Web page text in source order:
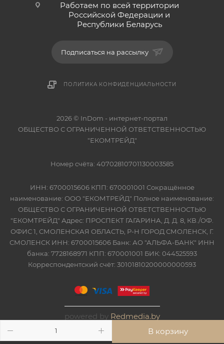
В корзину
Работаем по всей территории
Российской Федерации и
Республики Беларусь
Подписаться на рассылку
ПОЛИТИКА КОНФИДЕНЦИАЛЬНОСТИ
2026 © InDom - интернет-портал
ОБЩЕСТВО С ОГРАНИЧЕННОЙ ОТВЕТСТВЕННОСТЬЮ
"ЕКОМТРЕЙД"
Номер счёта: 40702810701130003585
ИНН: 6700015606 КПП: 670001001 Сокращённое
наименование: ООО "ЕКОМТРЕЙД" Полное наименование:
ОБЩЕСТВО С ОГРАНИЧЕННОЙ ОТВЕТСТВЕННОСТЬЮ
"ЕКОМТРЕЙД" Адрес: ПРОСПЕКТ ГАГАРИНА, Д. Д. 8, КВ./ОФ.
ОФИС 1, СМОЛЕНСКАЯ ОБЛАСТЬ, Р-Н ГОРОД СМОЛЕНСК, Г.
СМОЛЕНСК ИНН: 6700015606 Банк: АО "АЛЬФА-БАНК" ИНН
банка: 7728168971 КПП: 670001001 БИК: 044525593
Корреспондентский счёт: 30101810200000000593
powered by Redmedia.by